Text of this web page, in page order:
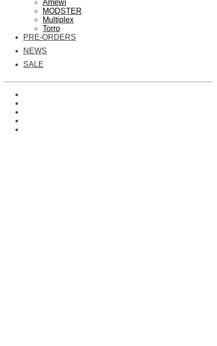
Amewi
MODSTER
Multiplex
Torro
PRE-ORDERS
NEWS
SALE